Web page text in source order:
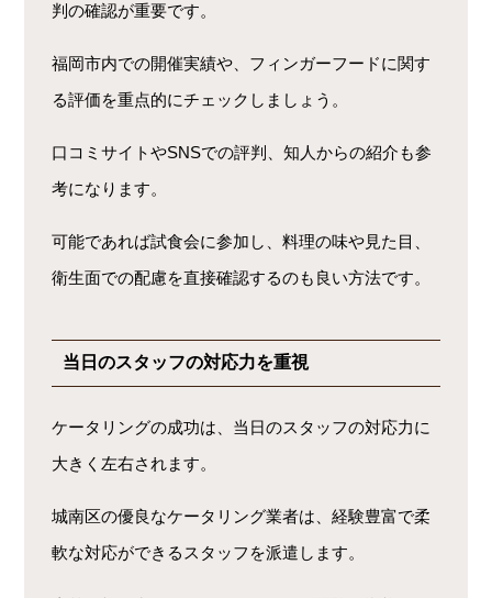
判の確認が重要です。
福岡市内での開催実績や、フィンガーフードに関す
る評価を重点的にチェックしましょう。
口コミサイトやSNSでの評判、知人からの紹介も参
考になります。
可能であれば試食会に参加し、料理の味や見た目、
衛生面での配慮を直接確認するのも良い方法です。
当日のスタッフの対応力を重視
ケータリングの成功は、当日のスタッフの対応力に
大きく左右されます。
城南区の優良なケータリング業者は、経験豊富で柔
軟な対応ができるスタッフを派遣します。